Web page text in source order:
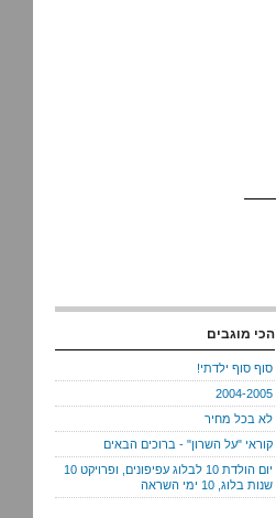
הכי מוגבים
סוף סוף ילדתי!
2004-2005
לא בכל מחיר
קוראי "על השרון" - ברוכים הבאים
יום הולדת 10 לבלוג עפיפונים, ופרויקט 10
שנות בלוג, 10 ימי השראה